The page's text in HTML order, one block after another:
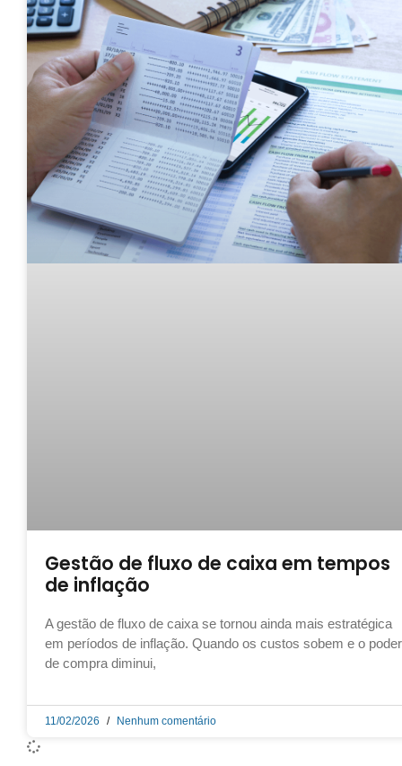
Gestão de fluxo de caixa em tempos
de inflação
A gestão de fluxo de caixa se tornou ainda mais estratégica
em períodos de inflação. Quando os custos sobem e o poder
de compra diminui,
11/02/2026 Nenhum comentário